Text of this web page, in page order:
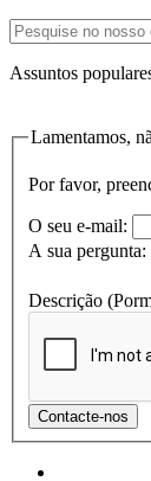
Assuntos
Lamentamos,
Por favor,
O seu e-mail:
A sua pergunta:
Descrição